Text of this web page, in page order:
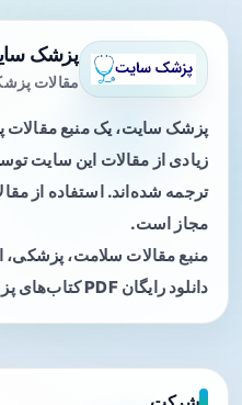
پزشک
مقالات
پزشک سایت، یک منبع
زیادی از مقالات این سایت
ترجمه شده‌اند. استفاده از
مجاز است.
منبع مقالات سلامت، پزشکی،
دانلود رایگان PDF کتاب‌های پزشکی.